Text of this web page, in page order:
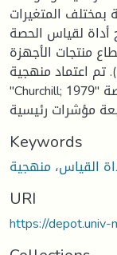
بمختلف المتغيرات
أداة لقياس الحصة
منتجات الأجهزة
تم اعتماد منهجية
"Churchill; 1979" لبناء المقياس. بينت الدراسة بأن الحصة
Keywords
URI
https://depot.univ-